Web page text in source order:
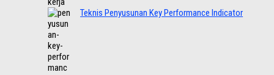
Teknis Penyusunan Key Performance Indicator